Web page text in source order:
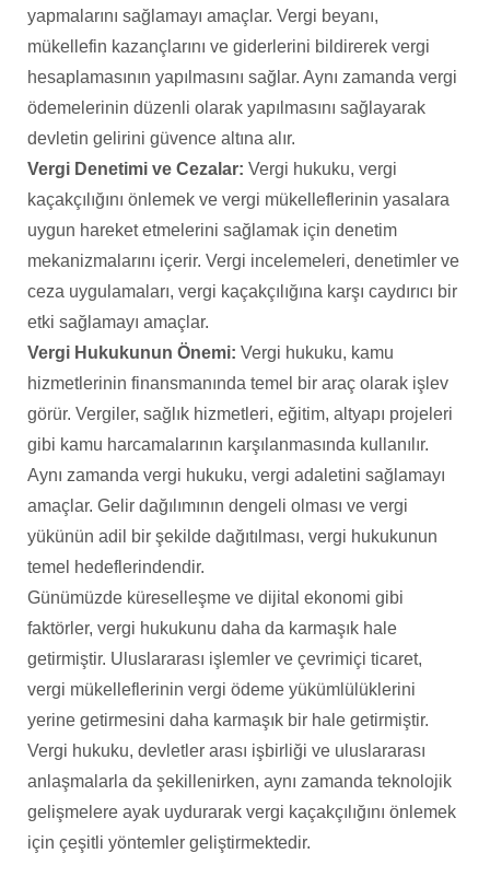
yapmalarını sağlamayı amaçlar. Vergi beyanı,
mükellefin kazançlarını ve giderlerini bildirerek vergi
hesaplamasının yapılmasını sağlar. Aynı zamanda vergi
ödemelerinin düzenli olarak yapılmasını sağlayarak
devletin gelirini güvence altına alır.
Vergi Denetimi ve Cezalar: Vergi hukuku, vergi
kaçakçılığını önlemek ve vergi mükelleflerinin yasalara
uygun hareket etmelerini sağlamak için denetim
mekanizmalarını içerir. Vergi incelemeleri, denetimler ve
ceza uygulamaları, vergi kaçakçılığına karşı caydırıcı bir
etki sağlamayı amaçlar.
Vergi Hukukunun Önemi: Vergi hukuku, kamu
hizmetlerinin finansmanında temel bir araç olarak işlev
görür. Vergiler, sağlık hizmetleri, eğitim, altyapı projeleri
gibi kamu harcamalarının karşılanmasında kullanılır.
Aynı zamanda vergi hukuku, vergi adaletini sağlamayı
amaçlar. Gelir dağılımının dengeli olması ve vergi
yükünün adil bir şekilde dağıtılması, vergi hukukunun
temel hedeflerindendir.
Günümüzde küreselleşme ve dijital ekonomi gibi
faktörler, vergi hukukunu daha da karmaşık hale
getirmiştir. Uluslararası işlemler ve çevrimiçi ticaret,
vergi mükelleflerinin vergi ödeme yükümlülüklerini
yerine getirmesini daha karmaşık bir hale getirmiştir.
Vergi hukuku, devletler arası işbirliği ve uluslararası
anlaşmalarla da şekillenirken, aynı zamanda teknolojik
gelişmelere ayak uydurarak vergi kaçakçılığını önlemek
için çeşitli yöntemler geliştirmektedir.